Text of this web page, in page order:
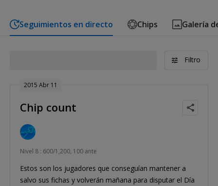
Seguimientos en directo Chips Galería
Filtro
2015 Abr 11
Chip count
Nivel 8 : 600/1,200, 100 ante
Estos son los jugadores que conseguían mantener a
salvo sus fichas y volverán mañana para disputar el Día